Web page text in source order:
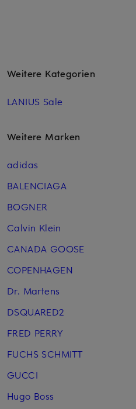
Weitere Kategorien
LANIUS Sale
Weitere Marken
adidas
BALENCIAGA
BOGNER
Calvin Klein
CANADA GOOSE
COPENHAGEN
Dr. Martens
DSQUARED2
FRED PERRY
FUCHS SCHMITT
GUCCI
Hugo Boss